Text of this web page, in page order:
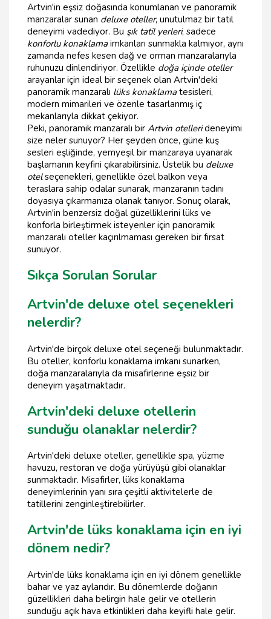
Artvin'in eşsiz doğasında konumlanan ve panoramik
manzaralar sunan deluxe oteller, unutulmaz bir tatil
deneyimi vadediyor. Bu şık tatil yerleri, sadece
konforlu konaklamaimkanları sunmakla kalmıyor, aynı
zamanda nefes kesen dağ ve orman manzaralarıyla
ruhunuzu dinlendiriyor. Özellikle doğa içinde oteller
arayanlar için ideal bir seçenek olan Artvin'deki
panoramik manzaralı lüks konaklamatesisleri,
modern mimarileri ve özenle tasarlanmış iç
mekanlarıyla dikkat çekiyor.
Peki, panoramik manzaralı bir Artvin otellerideneyimi
size neler sunuyor? Her şeyden önce, güne kuş
sesleri eşliğinde, yemyeşil bir manzaraya uyanarak
başlamanın keyfini çıkarabilirsiniz. Üstelik bu deluxe
otelseçenekleri, genellikle özel balkon veya
teraslara sahip odalar sunarak, manzaranın tadını
doyasıya çıkarmanıza olanak tanıyor. Sonuç olarak,
Artvin'in benzersiz doğal güzelliklerini lüks ve
konforla birleştirmek isteyenler için panoramik
manzaralı oteller kaçırılmaması gereken bir fırsat
sunuyor.
Sıkça Sorulan Sorular
Artvin'de deluxe otel seçenekleri
nelerdir?
Artvin'de birçok deluxe otel seçeneği bulunmaktadır.
Bu oteller, konforlu konaklama imkanı sunarken,
doğa manzaralarıyla da misafirlerine eşsiz bir
deneyim yaşatmaktadır.
Artvin'deki deluxe otellerin
sunduğu olanaklar nelerdir?
Artvin'deki deluxe oteller, genellikle spa, yüzme
havuzu, restoran ve doğa yürüyüşü gibi olanaklar
sunmaktadır. Misafirler, lüks konaklama
deneyimlerinin yanı sıra çeşitli aktivitelerle de
tatillerini zenginleştirebilirler.
Artvin'de lüks konaklama için en iyi
dönem nedir?
Artvin'de lüks konaklama için en iyi dönem genellikle
bahar ve yaz aylarıdır. Bu dönemlerde doğanın
güzellikleri daha belirgin hale gelir ve otellerin
sunduğu açık hava etkinlikleri daha keyifli hale gelir.